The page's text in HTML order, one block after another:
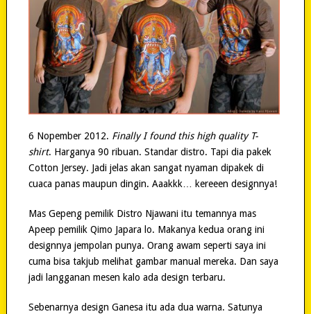
6 Nopember 2012. Finally I found this high quality T-
shirt. Harganya 90 ribuan. Standar distro. Tapi dia pakek
Cotton Jersey. Jadi jelas akan sangat nyaman dipakek di
cuaca panas maupun dingin. Aaakkk… kereeen designnya!
Mas Gepeng pemilik Distro Njawani itu temannya mas
Apeep pemilik Qimo Japara lo. Makanya kedua orang ini
designnya jempolan punya. Orang awam seperti saya ini
cuma bisa takjub melihat gambar manual mereka. Dan saya
jadi langganan mesen kalo ada design terbaru.
Sebenarnya design Ganesa itu ada dua warna. Satunya